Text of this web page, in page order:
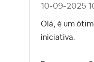
‎10-09-2025
Olá, é um
iniciativa.